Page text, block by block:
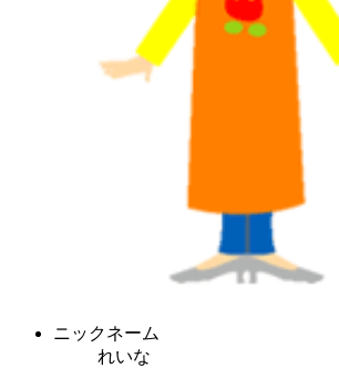
ニックネーム
れいな